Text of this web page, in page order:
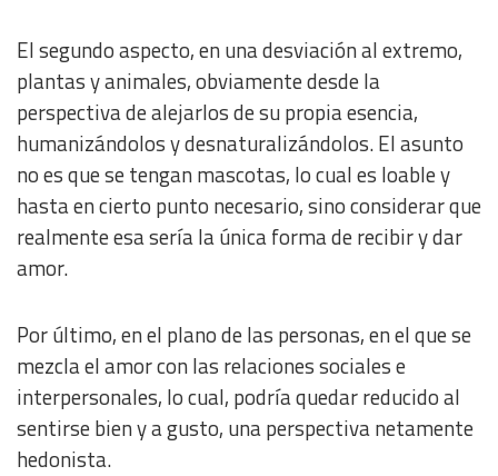
El segundo aspecto, en una desviación al extremo,
plantas y animales, obviamente desde la
perspectiva de alejarlos de su propia esencia,
humanizándolos y desnaturalizándolos. El asunto
no es que se tengan mascotas, lo cual es loable y
hasta en cierto punto necesario, sino considerar que
realmente esa sería la única forma de recibir y dar
amor.
Por último, en el plano de las personas, en el que se
mezcla el amor con las relaciones sociales e
interpersonales, lo cual, podría quedar reducido al
sentirse bien y a gusto, una perspectiva netamente
hedonista.